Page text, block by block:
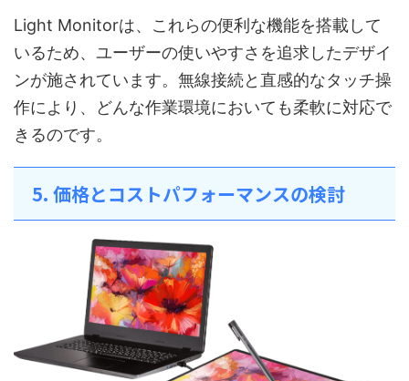
Light Monitorは、これらの便利な機能を搭載して
いるため、ユーザーの使いやすさを追求したデザイ
ンが施されています。無線接続と直感的なタッチ操
作により、どんな作業環境においても柔軟に対応で
きるのです。
5. 価格とコストパフォーマンスの検討